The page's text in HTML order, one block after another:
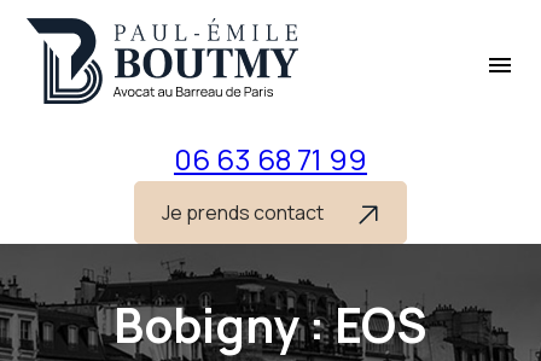
menu
06 63 68 71 99
Je prends contact
Bobigny : EOS
Panneau de gestion des cookies